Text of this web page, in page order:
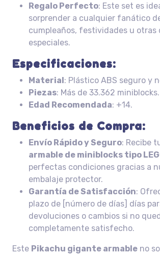
Regalo Perfecto: Este set es
sorprender a cualquier fanático
cumpleaños, festividades u otras
especiales.
Especificaciones:
Material: Plástico ABS seguro y
Piezas: Más de 33.362 miniblocks.
Edad Recomendada: +14.
Beneficios de Compra:
Envío Rápido y Seguro: Recibe
armable de miniblocks tipo
perfectas condiciones gracias a
embalaje protector.
Garantía de Satisfacción:
plazo de [número de días] días
devoluciones o cambios si no
completamente satisfecho.
Este Pikachu gigante armable no